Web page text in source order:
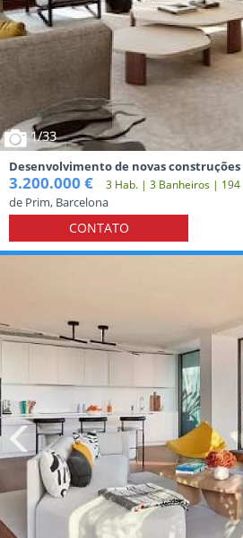
1/33
Desenvolvimento de novas
Barcelona
3.200.000 € 3 Hab. | 3 Banheiros | 194
de Prim, Barcelona
CONTATO